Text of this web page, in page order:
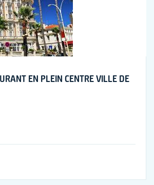
EN PLEIN CENTRE VILLE DE